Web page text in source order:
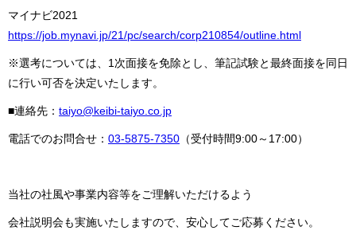
マイナビ2021
https://job.mynavi.jp/21/pc/search/corp210854/outline.html
※選考については、1次面接を免除とし、筆記試験と最終面接を同日
に行い可否を決定いたします。
■連絡先： taiyo@keibi-taiyo.co.jp
電話でのお問合せ： 03-5875-7350 （受付時間9:00～17:00）
当社の社風や事業内容等をご理解いただけるよう
会社説明会も実施いたしますので、安心してご応募ください。